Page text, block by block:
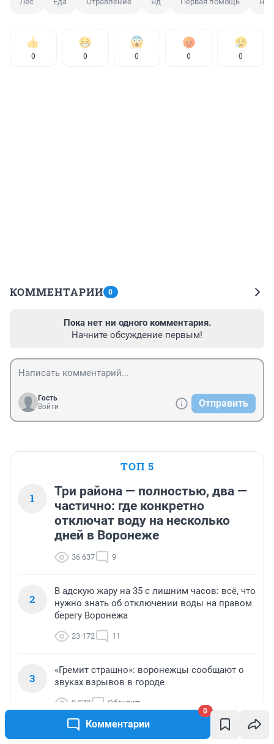
Комментарии
0
0 0 0 0 0
КОММЕНТАРИИ 0
Пока нет ни одного комментария.
Начните обсуждение первым!
Гость
Войти
Отправить
ТОП 5
1
Три района — полностью, два —
частично: где конкретно
отключат воду на несколько
дней в Воронеже
36 637 9
2
В адскую жару на 35 с лишним часов: всё, что
нужно знать об отключении воды на правом
берегу Воронежа
23 172 11
3
«Гремит страшно»: воронежцы сообщают о
звуках взрывов в городе
9 270 Обсудить
Громкие звуки взрывов раздались в